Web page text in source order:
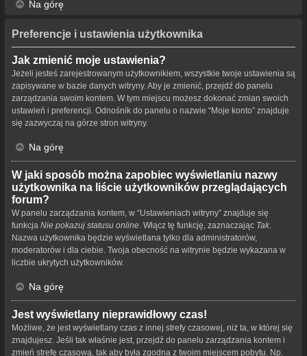
Na górę
Preferencje i ustawienia użytkownika
Jak zmienić moje ustawienia?
Jeżeli jesteś zarejestrowanym użytkownikiem, wszystkie twoje ustawienia są
zapisywane w bazie danych witryny. Aby je zmienić, przejdź do panelu
zarządzania swoim kontem. W tym miejscu możesz dokonać zmian swoich
ustawień i preferencji. Odnośnik do panelu o nazwie “Moje konto” znajduje
się zazwyczaj na górze stron witryny.
Na górę
W jaki sposób można zapobiec wyświetlaniu nazwy
użytkownika na liście użytkowników przeglądających
forum?
W panelu zarządzania kontem, w “Ustawieniach witryny” znajduje się
funkcja Nie pokazuj statusu online . Włącz tę funkcję, zaznaczając Tak
Nazwa użytkownika będzie wyświetlana tylko dla administratorów,
moderatorów i dla ciebie. Twoja obecność na witrynie będzie wykazana w
liczbie ukrytych użytkowników.
Na górę
Jest wyświetlany nieprawidłowy czas!
Możliwe, że jest wyświetlany czas z innej strefy czasowej, niż ta, w której się
znajdujesz. Jeśli tak właśnie jest, przejdź do panelu zarządzania kontem i
zmień strefę czasową, tak aby była zgodna z twoim miejscem pobytu. Np.